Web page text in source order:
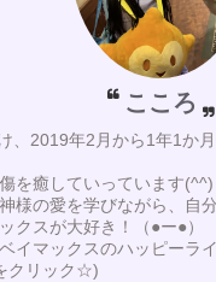
こころ
、2019年2月から1年1か
を癒していっています(^^)
様の愛を学びながら、
クスが大好き！（●ー●）
イマックスのハッピーラ
クリック☆)